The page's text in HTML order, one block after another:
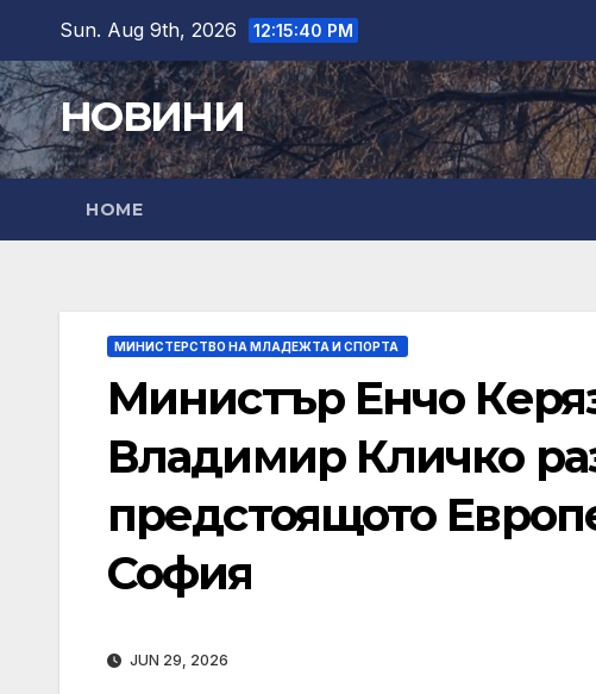
content
Sun. Aug 9th, 2026 12:15:41 PM
НОВИНИ
HOME
МИНИСТЕРСТВО НА МЛАДЕЖТА И СПОРТА
Министър Енчо
Владимир Кличко
предстоящото
София
JUN 29, 2026